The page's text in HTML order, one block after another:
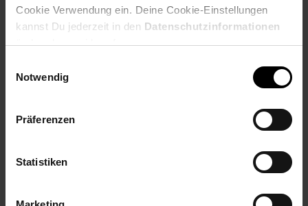
Cookie Verwendung ein. Deine Cookie-Einstellungen
kannst Du jederzeit in den Datenschutzinformationen
ändern bzw. widerrufen.
Notwendig
Präferenzen
Statistiken
Produktbeschreibung
Der Bolt X Plus Aqua 8472 kombiniert effizientes Staubsaugen
mit praktischem Wischen in einem Schritt. Ausgestattet mit
einem leistungsstarken BLDC-Motor, einem HEPA H13 Filter
Bodendüse, bietet dieser Akku-Staubsauger eine
vier einstellbaren Leistungsstufen bewältigt er mühelos
unterschiedliche Reinigungsaufgaben. Das LCD-Display